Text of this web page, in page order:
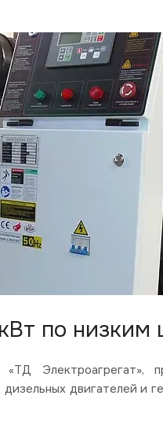
по низким
Электроагрегат»,
дизельных двигателей